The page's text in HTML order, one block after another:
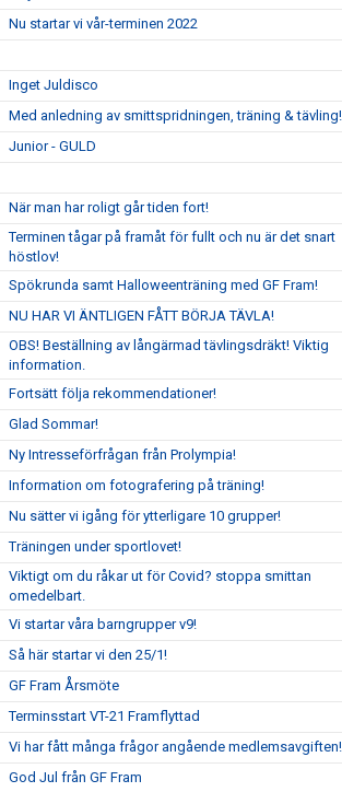
Nu startar vi vår-terminen 2022
Inget Juldisco
Med anledning av smittspridningen, träning & tävling!
Junior - GULD
När man har roligt går tiden fort!
Terminen tågar på framåt för fullt och nu är det snart
höstlov!
Spökrunda samt Halloweenträning med GF Fram!
NU HAR VI ÄNTLIGEN FÅTT BÖRJA TÄVLA!
OBS! Beställning av långärmad tävlingsdräkt! Viktig
information.
Fortsätt följa rekommendationer!
Glad Sommar!
Ny Intresseförfrågan från Prolympia!
Information om fotografering på träning!
Nu sätter vi igång för ytterligare 10 grupper!
Träningen under sportlovet!
Viktigt om du råkar ut för Covid? stoppa smittan
omedelbart.
Vi startar våra barngrupper v9!
Så här startar vi den 25/1!
GF Fram Årsmöte
Terminsstart VT-21 Framflyttad
Vi har fått många frågor angående medlemsavgiften!
God Jul från GF Fram